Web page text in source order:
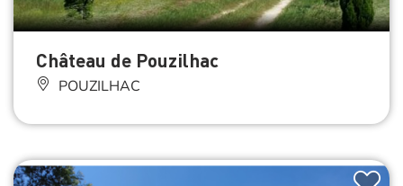
Château de Pouzilhac
POUZILHAC